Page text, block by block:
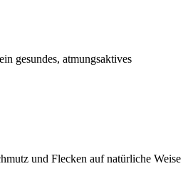
gesundes, atmungsaktives
und Flecken auf natürliche Weise